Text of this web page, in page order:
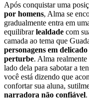
Após conquistar uma
por homens, Alma se
gradualmente entra em
equilibrarlealdade com
camada ao tema que
personagens em
perturbe. Alma
lado dela para sabotar a
você está dizendo que
confortar sua aluna,
narradora não confiável.